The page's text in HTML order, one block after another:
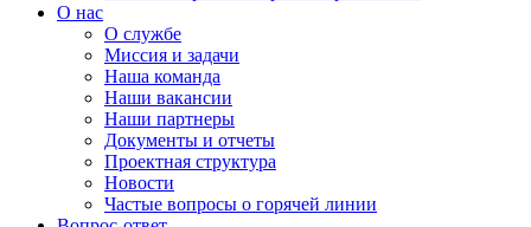
О нас
О службе
Миссия и задачи
Наша команда
Наши вакансии
Наши партнеры
Документы и отчеты
Проектная структура
Новости
Частые вопросы о горячей линии